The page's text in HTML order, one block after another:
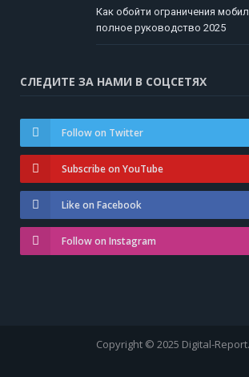
Как обойти ограничения
полное руководство 2025
СЛЕДИТЕ ЗА НАМИ В СОЦСЕТЯХ
Follow on Twitter
Subscribe on YouTube
Like on Facebook
Follow on Instagram
Copyright © 2025 Digital-